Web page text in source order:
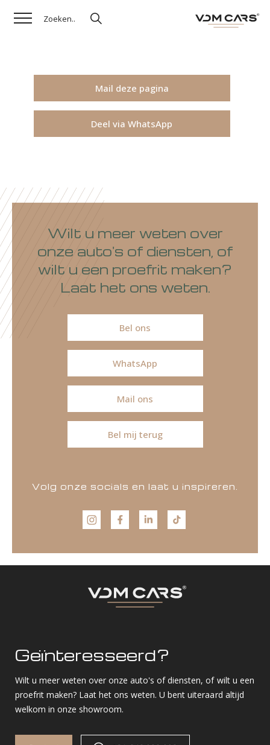
Mail deze pagina
Deel via WhatsApp
Wilt u meer weten over
onze auto's of diensten, of
wilt u een proefrit maken?
Laat het ons weten.
Bel ons
WhatsApp
Mail ons
Bel mij terug
Volg onze socials en laat u inspireren.
Geïnteresseerd?
Wilt u meer weten over onze auto's of diensten, of wilt u een
proefrit maken? Laat het ons weten. U bent uiteraard altijd
welkom in onze showroom.